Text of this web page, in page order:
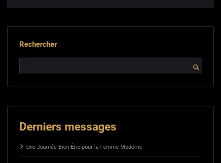
Rechercher
Derniers messages
Une Journée Bien-Être pour la Femme Moderne